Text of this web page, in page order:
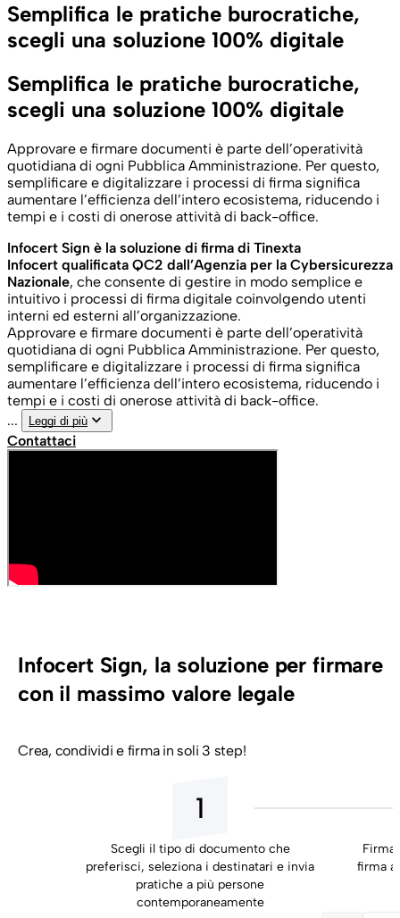
Semplifica le pratiche burocratiche,
scegli una soluzione 100% digitale
Semplifica le pratiche burocratiche,
scegli una soluzione 100% digitale
Approvare e firmare documenti è parte dell’operatività
quotidiana di ogni Pubblica Amministrazione. Per questo,
semplificare e digitalizzare i processi di firma significa
aumentare l’efficienza dell’intero ecosistema, riducendo i
tempi e i costi di onerose attività di back-office.
Infocert Sign è la soluzione di firma di Tinexta
Infocert qualificata QC2 dall’Agenzia per la Cybersicurezza
Nazionale, che consente di gestire in modo semplice e
intuitivo i processi di firma digitale coinvolgendo utenti
interni ed esterni all’organizzazione.
Approvare e firmare documenti è parte dell’operatività
quotidiana di ogni Pubblica Amministrazione. Per questo,
semplificare e digitalizzare i processi di firma significa
aumentare l’efficienza dell’intero ecosistema, riducendo i
tempi e i costi di onerose attività di back-office.
...
Leggi di più keyboard_arrow_down
Contattaci
Infocert Sign, la soluzione per firmare
con il massimo valore legale
Crea, condividi e firma in soli 3 step!
1
Scegli il tipo di documento che
preferisci, seleziona i destinatari e invia
pratiche a più persone
contemporaneamente
Firma
firma